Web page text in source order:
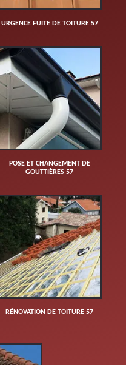
URGENCE FUITE DE TOITURE 57
POSE ET CHANGEMENT DE
GOUTTIÈRES 57
RÉNOVATION DE TOITURE 57